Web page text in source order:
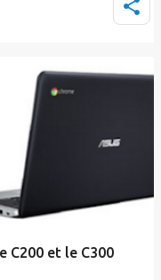
C200 et le C300